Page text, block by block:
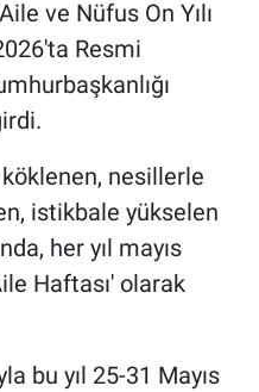
ve Nüfus On Yılı
Resmi
nesillerle
istikbale yükselen
her yıl mayıs
Haftası' olarak
bu yıl 25-31 Mayıs